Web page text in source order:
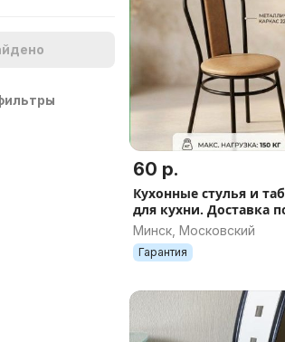
60 р.
Кухонные стулья и
для кухни. Доставка
Минск, Московский
Гарантия